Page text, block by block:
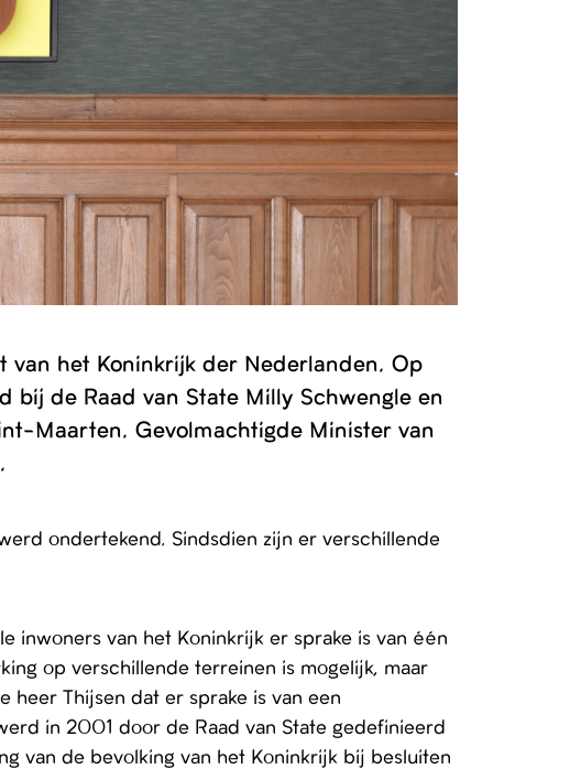
van het Koninkrijk der Nederlanden. Op
bij de Raad van State Milly Schwengle en
Maarten. Gevolmachtigde Minister van
ondertekend. Sindsdien zijn er verschillende
inwoners van het Koninkrijk er sprake is van één
op verschillende terreinen is mogelijk, maar
heer Thijsen dat er sprake is van een
in 2001 door de Raad van State gedefinieerd
van de bevolking van het Koninkrijk bij besluiten